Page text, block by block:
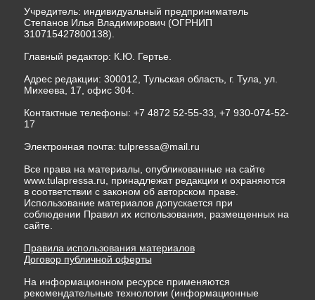
Учредитель: индивидуальный предприниматель
Степанов Илья Владимирович (ОГРНИП
310715427800138).
Главный редактор: К.Ю. Гертье.
Адрес редакции: 300012, Тульская область, г. Тула, ул.
Михеева, 17, офис 304.
Контактные телефоны: +7 4872 52-55-33, +7 930-074-52-
17
Электронная почта: tulpressa@mail.ru
Все права на материалы, опубликованные на сайте
www.tulapressa.ru, принадлежат редакции и охраняются
в соответствии с законом об авторском праве.
Использование материалов допускается при
соблюдении Правил их использования, размещенных на
сайте.
Правила использования материалов
Договор публичной оферты
На информационном ресурсе применяются
рекомендательные технологии (информационные